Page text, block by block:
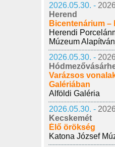
2026.05.30. -
Herend
Bicentenárium –
Herendi
Múzeum
2026.05.30. -
Varázsos
Galériában
Alföldi Galéria
2026.05.30. -
Kecskemét
Élő örökség
Katona József